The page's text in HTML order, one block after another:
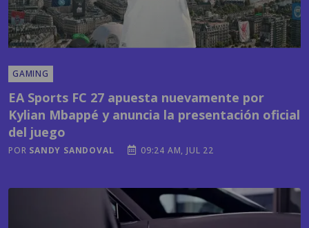
GAMING
EA Sports FC 27 apuesta nuevamente por
Kylian Mbappé y anuncia la presentación oficial
del juego
POR SANDY SANDOVAL 09:24 AM, JUL 22